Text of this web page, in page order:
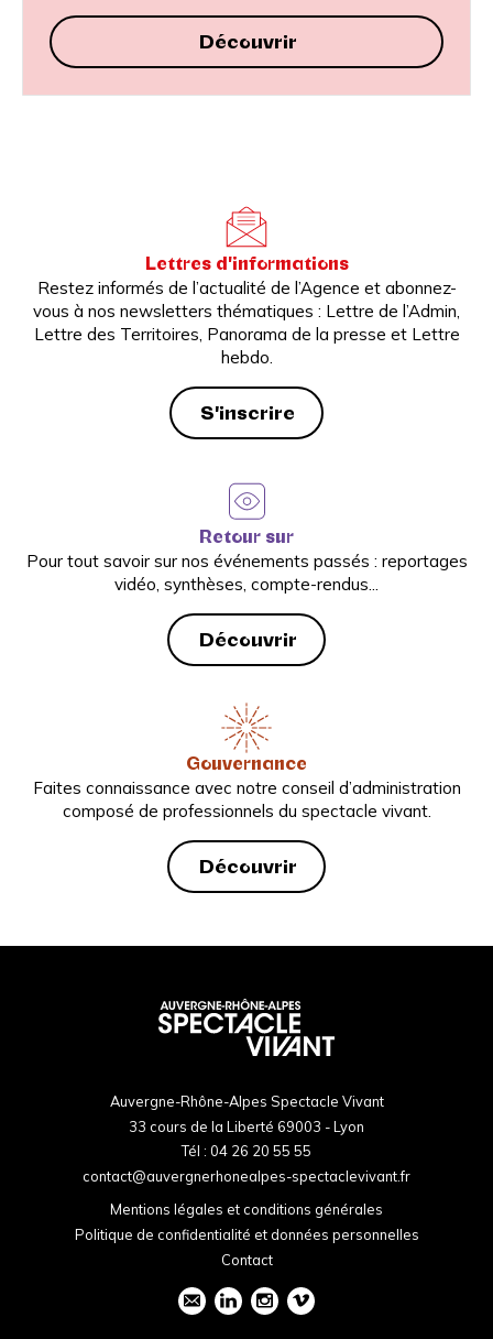
Découvrir
Lettres d'informations
Restez informés de l’actualité de l’Agence et abonnez-
vous à nos newsletters thématiques : Lettre de l’Admin,
Lettre des Territoires, Panorama de la presse et Lettre
hebdo.
S'inscrire
Retour sur
Pour tout savoir sur nos événements passés : reportages
vidéo, synthèses, compte-rendus...
Découvrir
Gouvernance
Faites connaissance avec notre conseil d’administration
composé de professionnels du spectacle vivant.
Découvrir
Auvergne-Rhône-Alpes Spectacle Vivant
33 cours de la Liberté 69003 - Lyon
Tél : 04 26 20 55 55
contact@auvergnerhonealpes-spectaclevivant.fr
Mentions légales et conditions générales
Politique de confidentialité et données personnelles
Contact